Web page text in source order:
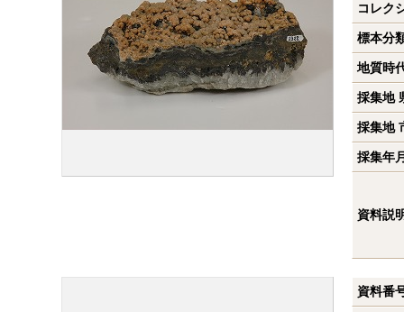
コレク
標本分
地質時
採集地
採集地
採集年
資料説
資料番